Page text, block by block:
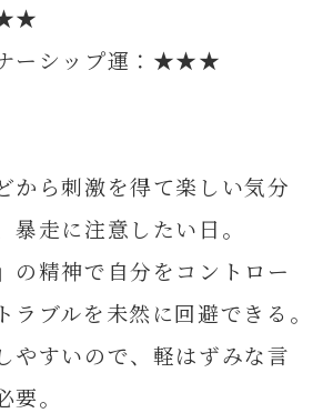
ーシップ運：★★★
から刺激を得て楽しい気分
暴走に注意したい日。
の精神で自分をコントロー
ラブルを未然に回避できる。
やすいので、軽はずみな言
。